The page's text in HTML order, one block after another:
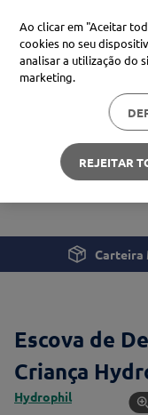
Procure no
Pesquisas mais comuns
xiaomi
Saúde
Escova de Dentes
Carteira
Escova de
Criança
Hydrophil
Ao clicar em "Aceitar
cookies no seu
analisar a utilização do
marketing.
REJEITAR